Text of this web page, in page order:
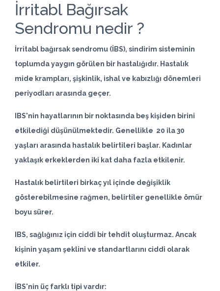
İrritabl Bağırsak
Sendromu nedir ?
İrritabl bağırsak sendromu (İBS), sindirim sisteminin
toplumda yaygın görülen bir hastalığıdır. Hastalık
mide krampları, şişkinlik, ishal ve kabızlığı dönemleri
periyodları arasında geçer.
IBS'nin hayatlarının bir noktasında beş kişiden birini
etkilediği düşünülmektedir. Genellikle 20 ila 30
yaşları arasında hastalık belirtileri başlar. Kadınlar
yaklaşık erkeklerden iki kat daha fazla etkilenir.
Hastalık belirtileri birkaç yıl içinde değişiklik
gösterebilmesine rağmen, belirtiler genellikle ömür
boyu sürer.
IBS, sağlığınız için ciddi bir tehdit oluşturmaz. Ancak
kişinin yaşam şeklini ve standartlarını ciddi olarak
etkiler.
İBS'nin üç farklı tipi vardır: